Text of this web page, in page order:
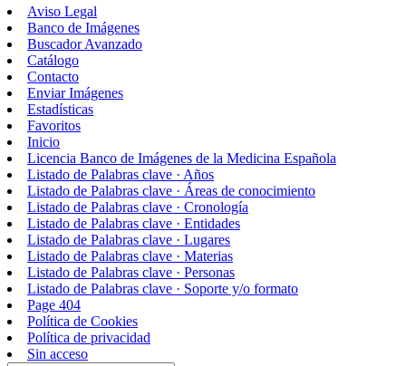
Aviso Legal
Banco de Imágenes
Buscador Avanzado
Catálogo
Contacto
Enviar Imágenes
Estadísticas
Favoritos
Inicio
Licencia Banco de Imágenes de la Medicina Española
Listado de Palabras clave · Años
Listado de Palabras clave · Áreas de conocimiento
Listado de Palabras clave · Cronología
Listado de Palabras clave · Entidades
Listado de Palabras clave · Lugares
Listado de Palabras clave · Materias
Listado de Palabras clave · Personas
Listado de Palabras clave · Soporte y/o formato
Page 404
Política de Cookies
Política de privacidad
Sin acceso